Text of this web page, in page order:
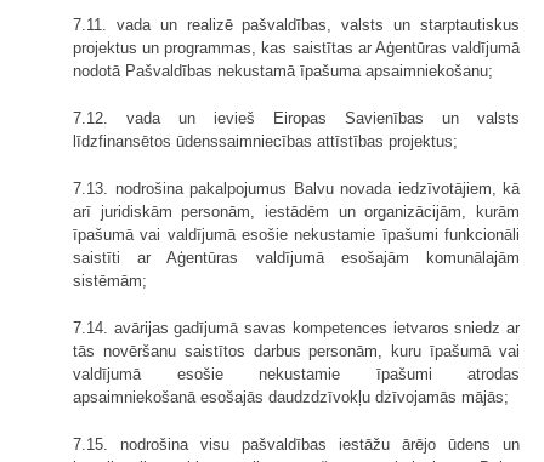
7.11. vada un realizē pašvaldības, valsts un starptautiskus
projektus un programmas, kas saistītas ar Aģentūras valdījumā
nodotā Pašvaldības nekustamā īpašuma apsaimniekošanu;
7.12. vada un ievieš Eiropas Savienības un valsts
līdzfinansētos ūdenssaimniecības attīstības projektus;
7.13. nodrošina pakalpojumus Balvu novada iedzīvotājiem, kā
arī juridiskām personām, iestādēm un organizācijām, kurām
īpašumā vai valdījumā esošie nekustamie īpašumi funkcionāli
saistīti ar Aģentūras valdījumā esošajām komunālajām
sistēmām;
7.14. avārijas gadījumā savas kompetences ietvaros sniedz ar
tās novēršanu saistītos darbus personām, kuru īpašumā vai
valdījumā esošie nekustamie īpašumi atrodas
apsaimniekošanā esošajās daudzdzīvokļu dzīvojamās mājās;
7.15. nodrošina visu pašvaldības iestāžu ārējo ūdens un